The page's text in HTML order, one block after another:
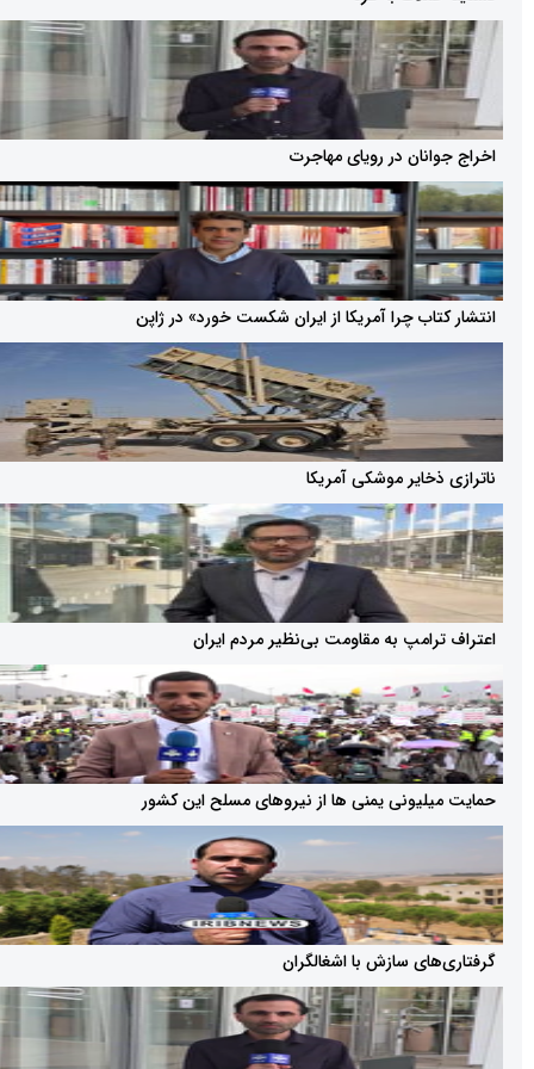
در رویای مهاجرت
چرا آمریکا از ایران شکست خورد» در ژاپن
موشکی آمریکا
به مقاومت بی‌نظیر مردم ایران
یمنی ها از نیروهای مسلح این کشور
سازش با اشغالگران